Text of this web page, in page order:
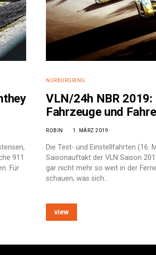
911
Für
NÜRBURGRING
VLN/24h NBR 2019:
Fahrzeuge und
ROBIN 1. MÄRZ 2019
Die Test- und Einstellfahrten (16.
Saisonauftakt der VLN Saison
gar nicht mehr so weit in der
schauen, was sich…
view